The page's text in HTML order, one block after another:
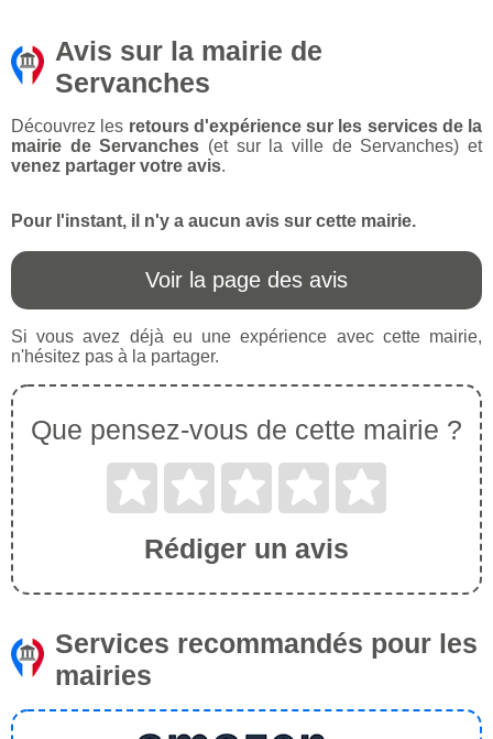
Avis sur la mairie de
Servanches
Découvrez les retours d'expérience sur les services de la
mairie de Servanches (et sur la ville de Servanches) et
venez partager votre avis.
Pour l'instant, il n'y a aucun avis sur cette mairie.
Voir la page des avis
Si vous avez déjà eu une expérience avec cette mairie,
n'hésitez pas à la partager.
Que pensez-vous de cette mairie ?
Rédiger un avis
Services recommandés pour les
mairies